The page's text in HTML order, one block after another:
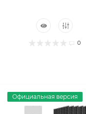
0
Официальная версия